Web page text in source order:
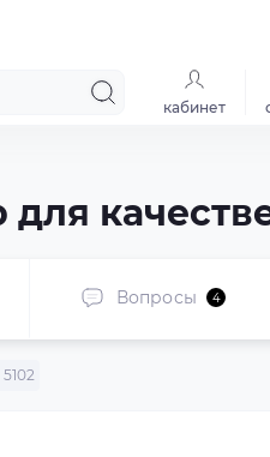
кабинет
Вопросы 4
5102